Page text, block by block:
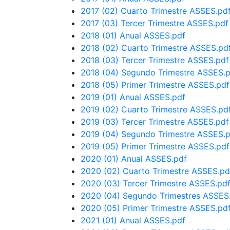
2017 (02) Cuarto Trimestre
2017 (03) Tercer Trimestre ASSES.pdf
2018 (01) Anual ASSES.pdf
2018 (02) Cuarto Trimestre
2018 (03) Tercer Trimestre ASSES.pdf
2018 (04) Segundo Trimestre
2018 (05) Primer Trimestre ASSES.pdf
2019 (01) Anual ASSES.pdf
2019 (02) Cuarto Trimestre
2019 (03) Tercer Trimestre ASSES.pdf
2019 (04) Segundo Trimestre
2019 (05) Primer Trimestre ASSES.pdf
2020 (01) Anual ASSES.pdf
2020 (02) Cuarto Trimestre
2020 (03) Tercer Trimestre ASSES.pdf
2020 (04) Segundo Trimestres
2020 (05) Primer Trimestre
2021 (01) Anual ASSES.pdf